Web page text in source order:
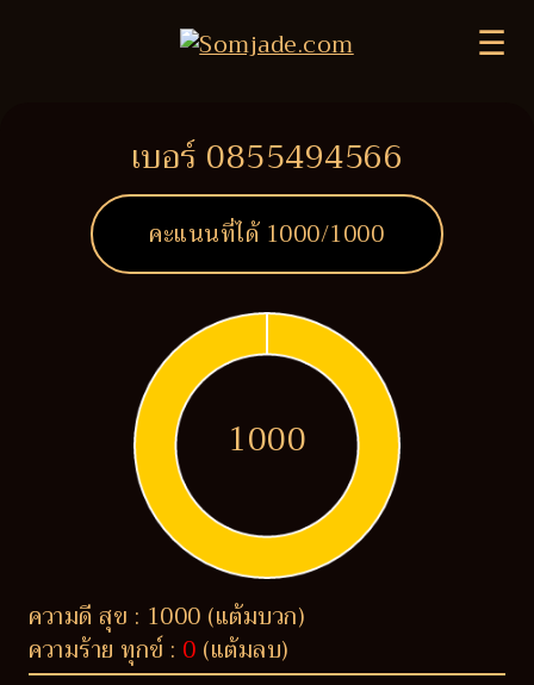
☰
เบอร์ 0855494566
คะแนนที่ได้ 1000/1000
1000
ความดี สุข : 1000 (แต้มบวก)
ความร้าย ทุกข์ : 0 (แต้มลบ)